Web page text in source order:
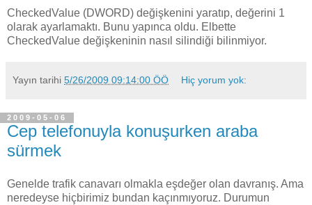
CheckedValue (DWORD) değişkenini yaratıp, değerini 1
olarak ayarlamaktı. Bunu yapınca oldu. Elbette
CheckedValue değişkeninin nasıl silindiği bilinmiyor.
Yayın tarihi 5/26/2009 09:14:00 ÖÖ Hiç yorum yok:
2009-05-06
Cep telefonuyla konuşurken araba
sürmek
Genelde trafik canavarı olmakla eşdeğer olan davranış. Ama
neredeyse hiçbirimiz bundan kaçınmıyoruz. Durumun